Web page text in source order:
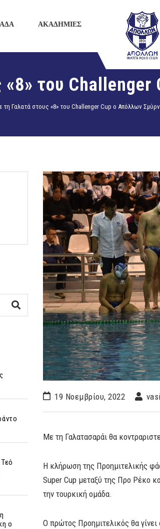
ΑΚΑΔΗΜΙΕΣ
του
τη Γαλατά στους «8» του Challenger Cup ο Απόλλων
19 Νοεμβρίου, 2022
Με τη Γαλατασαράι θα
Η κλήρωση της Προημιτελικής
Super Cup μεταξύ της Προ Ρέκο
την τουρκική ομάδα.
Ο πρώτος Προημιτελικός θα
ο